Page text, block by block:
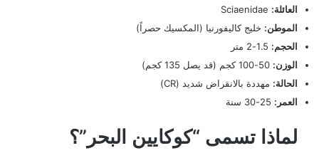
العائلة:
الموطن: خليج كاليفورنيا (المكسيك حصراً)
الحجم:
الوزن:
الحالة: مهددة بالانقراض شديد (CR)
العمر:
لماذا تسمى “كوكايين البحر”؟